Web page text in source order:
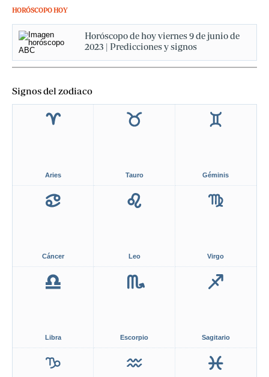
HORÓSCOPO HOY
Horóscopo de hoy viernes 9 de junio de
2023 | Predicciones y signos
Signos del zodiaco
Aries Tauro Géminis
Cáncer Leo Virgo
Libra Escorpio Sagitario